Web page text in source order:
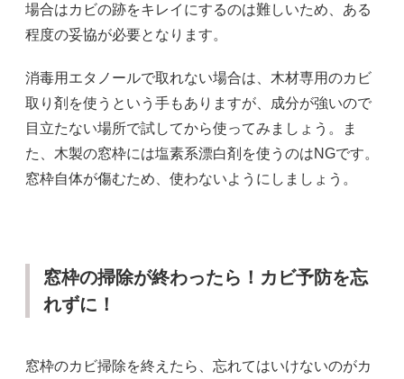
場合はカビの跡をキレイにするのは難しいため、ある
程度の妥協が必要となります。
消毒用エタノールで取れない場合は、木材専用のカビ
取り剤を使うという手もありますが、成分が強いので
目立たない場所で試してから使ってみましょう。ま
た、木製の窓枠には塩素系漂白剤を使うのはNGです。
窓枠自体が傷むため、使わないようにしましょう。
窓枠の掃除が終わったら！カビ予防を忘
れずに！
窓枠のカビ掃除を終えたら、忘れてはいけないのがカ